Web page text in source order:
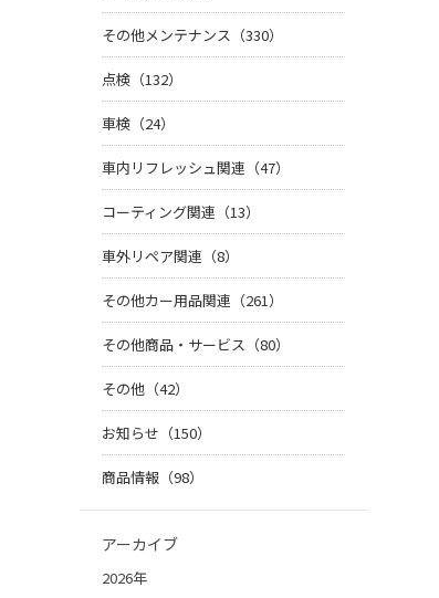
その他メンテナンス（330）
点検（132）
車検（24）
車内リフレッシュ関連（47）
コーティング関連（13）
車外リペア関連（8）
その他カー用品関連（261）
その他商品・サービス（80）
その他（42）
お知らせ（150）
商品情報（98）
アーカイブ
2026年